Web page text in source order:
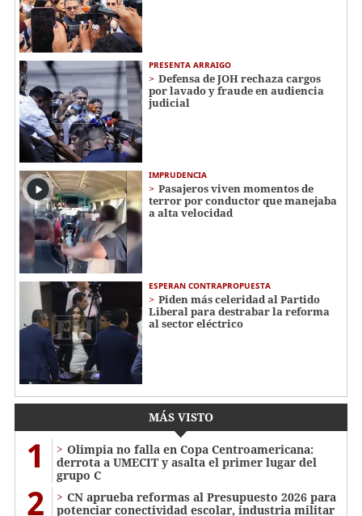
PRESENTA ARRAIGO
Defensa de JOH rechaza cargos
por lavado y fraude en audiencia
judicial
IMPRUDENCIA
Pasajeros viven momentos de
terror por conductor que manejaba
a alta velocidad
ESPERAN CONTRAPROPUESTA
Piden más celeridad al Partido
Liberal para destrabar la reforma
al sector eléctrico
MÁS VISTO
1
Olimpia no falla en Copa Centroamericana:
derrota a UMECIT y asalta el primer lugar del
grupo C
2
CN aprueba reformas al Presupuesto 2026 para
potenciar conectividad escolar, industria militar